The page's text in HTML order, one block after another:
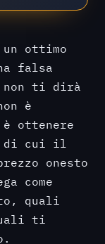
un ottimo
falsa
non ti dirà
è
ottenere
di cui il
onesto
come
quali
ti